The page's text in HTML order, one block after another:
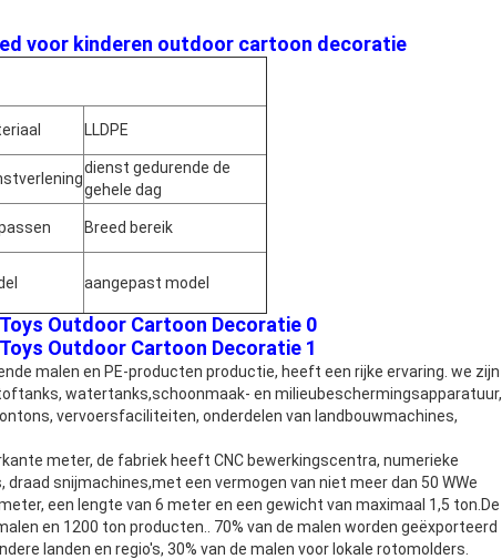
voor kinderen outdoor cartoon decoratie
LLDPE
dienst gedurende de
gehele dag
Breed bereik
aangepast model
malen en PE-producten productie, heeft een rijke ervaring. we zijn
watertanks,schoonmaak- en milieubeschermingsapparatuur,
vervoersfaciliteiten, onderdelen van landbouwmachines,
meter, de fabriek heeft CNC bewerkingscentra, numerieke
snijmachines,met een vermogen van niet meer dan 50 WWe
een lengte van 6 meter en een gewicht van maximaal 1,5 ton.De
en 1200 ton producten.. 70% van de malen worden geëxporteerd
landen en regio's, 30% van de malen voor lokale rotomolders.